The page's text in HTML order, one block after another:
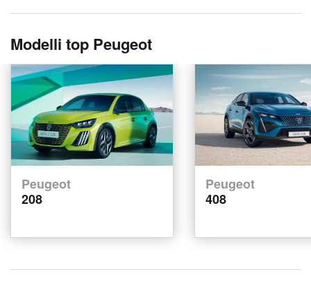
Modelli top Peugeot
Peugeot
208
Peugeot
408